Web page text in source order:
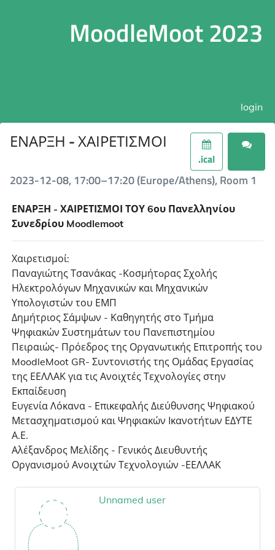
MoodleMoot 2023
login
ΕΝΑΡΞΗ - ΧΑΙΡΕΤΙΣΜΟΙ
.ical
2023-12-08, 17:00–17:20 (Europe/Athens), Room 1
ΕΝΑΡΞΗ - ΧΑΙΡΕΤΙΣΜΟΙ ΤΟΥ 6ου Πανελληνίου
Συνεδρίου Moodlemoot
Χαιρετισμοί:
Παναγιώτης Τσανάκας -Κοσμήτoρας Σχολής
Ηλεκτρολόγων Μηχανικών και Μηχανικών
Υπολογιστών του ΕΜΠ
Δημήτριος Σάμψων - Καθηγητής στο Τμήμα
Ψηφιακών Συστημάτων του Πανεπιστημίου
Πειραιώς- Πρόεδρος της Οργανωτικής Επιτροπής του
MoodleMoot GR- Συντονιστής της Ομάδας Εργασίας
της ΕΕΛΛΑΚ για τις Ανοιχτές Τεχνολογίες στην
Εκπαίδευση
Ευγενία Λόκανα - Επικεφαλής Διεύθυνσης Ψηφιακού
Μετασχηματισμού και Ψηφιακών Ικανοτήτων ΕΔΥΤΕ
Α.Ε.
Αλέξανδρος Μελίδης - Γενικός Διευθυντής
Οργανισμού Ανοιχτών Τεχνολογιών -ΕΕΛΛΑΚ
Unnamed user